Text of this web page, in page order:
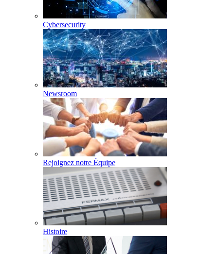
Cybersecurity
Newsroom
Rejoignez notre Équipe
Histoire